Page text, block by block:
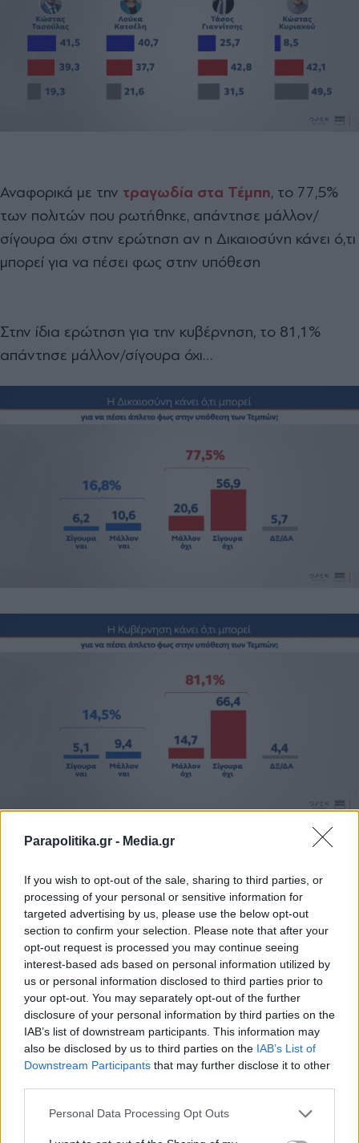
Parapolitika.gr - Media.gr
If you wish to opt-out of the sale, sharing to third parties, or
processing of your personal or sensitive information for
targeted advertising by us, please use the below opt-out
section to confirm your selection. Please note that after your
opt-out request is processed you may continue seeing
interest-based ads based on personal information utilized by
us or personal information disclosed to third parties prior to
your opt-out. You may separately opt-out of the further
disclosure of your personal information by third parties on the
IAB’s list of downstream participants. This information may
also be disclosed by us to third parties on the IAB’s List of
Downstream Participants that may further disclose it to other
Personal Data Processing Opt Outs
Αναφορικά με την τραγωδία στα Τέμπη, το 77,5%
των πολιτών που ρωτήθηκε, απάντησε μάλλον/
σίγουρα όχι στην ερώτηση αν η Δικαιοσύνη κάνει ό,τι
μπορεί για να πέσει φως στην υπόθεση
Στην ίδια ερώτηση για την κυβέρνηση, το 81,1%
απάντησε μάλλον/σίγουρα όχι…
ακρίβεια παραμένει το σημαντικότερο πρόβλημα
για τους πολίτες σε ποσοστό 51,4% ενώ σε ερώτηση
για τα συναισθήματά τους, το 46,8% δήλωσε ότι η
οργή για το παρόν και το μέλλον της χώρας, τους
εκφράζει περισσότερο.
Το αμέσως επόμενο είναι παραίτηση / απογοήτευση
σε ποσοστό 43,1%, ενώ στην διευκρινιστική ερώτηση
για την οργή, το 70,7% απάντησε ότι νιώθει έτσι
λόγω της διαφθοράς.
Εγγραφή στο newsletter